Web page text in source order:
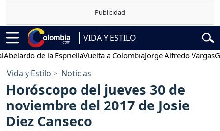
VIDA Y ESTILO
de la EspriellaVuelta a ColombiaJorge Alfredo Vargas
Vida y Estilo Noticias
Horóscopo del jueves 30 de
noviembre del 2017 de Josie
Diez Canseco